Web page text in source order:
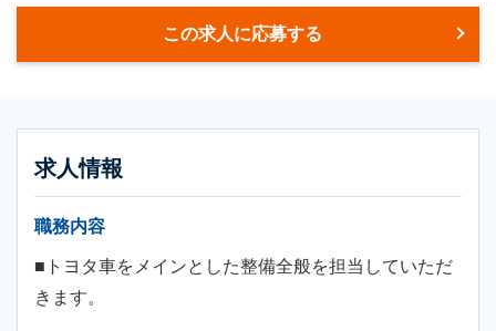
この求人に応募する
求人情報
職務内容
■トヨタ車をメインとした整備全般を担当していただ
きます。